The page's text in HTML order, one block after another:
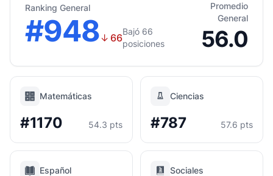
Ranking General
#948↓ 66
Bajó 66
posiciones
Promedio
General
56.0
Matemáticas
#1170 54.3 pts
Ciencias
#787 57.6 pts
Español Sociales